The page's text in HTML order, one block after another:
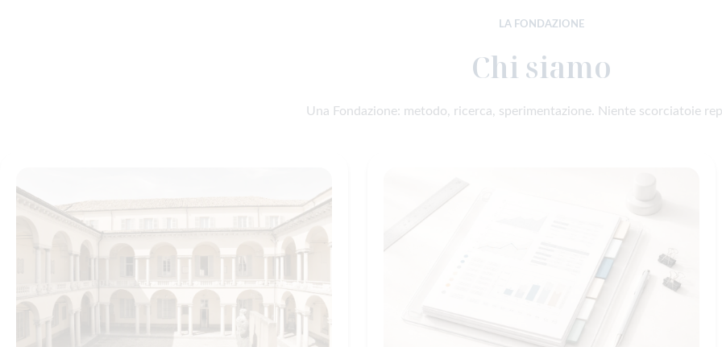
LA FONDAZIONE
Chi siamo
Una Fondazione: metodo, ricerca, sperimentazione. Niente scorciatoie